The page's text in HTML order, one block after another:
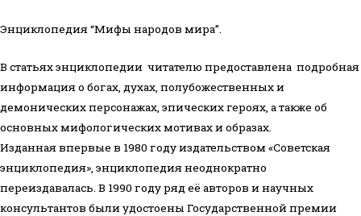
2
Энциклопедия “Мифы народов мира”.
В статьях энциклопедии читателю предоставлена подробная
информация о богах, духах, полубожественных и
демонических персонажах, эпических героях, а также об
основных мифологических мотивах и образах.
Изданная впервые в 1980 году издательством «Советская
энциклопедия», энциклопедия неоднократно
переиздавалась. В 1990 году ряд её авторов и научных
консультантов были удостоены Государственной премии